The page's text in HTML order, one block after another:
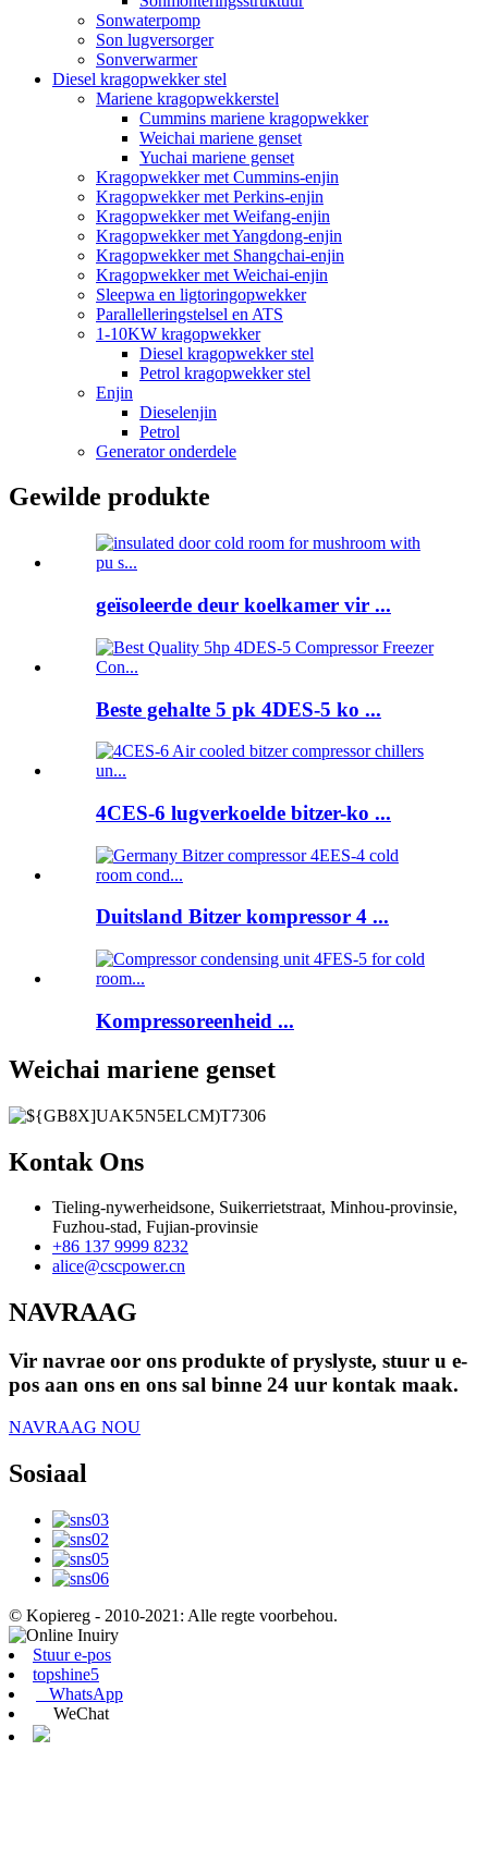
Sonwaterpomp
Son lugversorger
Sonverwarmer
Diesel kragopwekker stel
Mariene kragopwekkerstel
Cummins mariene kragopwekker
Weichai mariene genset
Yuchai mariene genset
Kragopwekker met Cummins-enjin
Kragopwekker met Perkins-enjin
Kragopwekker met Weifang-enjin
Kragopwekker met Yangdong-enjin
Kragopwekker met Shangchai-enjin
Kragopwekker met Weichai-enjin
Sleepwa en ligtoringopwekker
Parallelleringstelsel en ATS
1-10KW kragopwekker
Diesel kragopwekker stel
Petrol kragopwekker stel
Enjin
Dieselenjin
Petrol
Generator onderdele
Gewilde produkte
geïsoleerde deur koelkamer vir ...
Beste gehalte 5 pk 4DES-5 ko ...
4CES-6 lugverkoelde bitzer-ko ...
Duitsland Bitzer kompressor 4 ...
Kompressoreenheid ...
Weichai mariene genset
Kontak Ons
Tieling-nywerheidsone, Suikerrietstraat, Minhou-provinsie,
Fuzhou-stad, Fujian-provinsie
+86 137 9999 8232
alice@cscpower.cn
NAVRAAG
Vir navrae oor ons produkte of pryslyste, stuur u e-
pos aan ons en ons sal binne 24 uur kontak maak.
NAVRAAG NOU
Sosiaal
© Kopiereg - 2010-2021: Alle regte voorbehou.
Stuur e-pos
topshine5
WhatsApp
WeChat